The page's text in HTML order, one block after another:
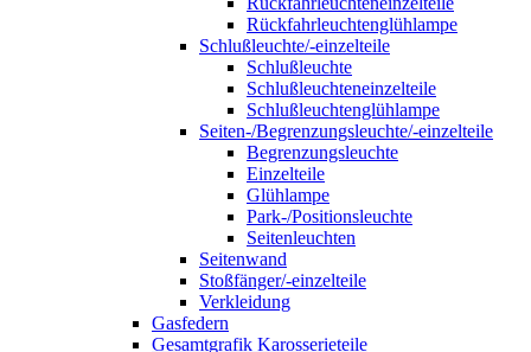
Rückfahrleuchtenglühlampe
Schlußleuchte/-einzelteile
Schlußleuchte
Schlußleuchteneinzelteile
Schlußleuchtenglühlampe
Seiten-/Begrenzungsleuchte/-einzelteile
Begrenzungsleuchte
Einzelteile
Glühlampe
Park-/Positionsleuchte
Seitenleuchten
Seitenwand
Stoßfänger/-einzelteile
Verkleidung
Gasfedern
Gesamtgrafik Karosserieteile